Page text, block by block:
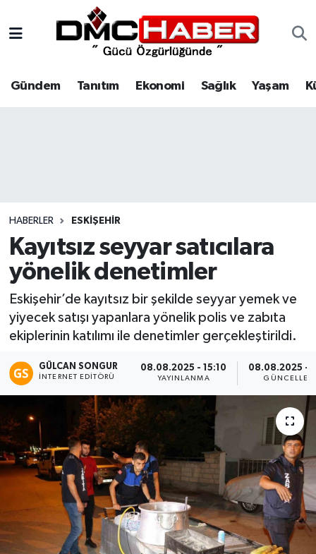
Gündem Tanıtım Ekonomi Sağlık Yaşam
HABERLER ESKIŞEHIR
Kayıtsız seyyar satıcılara
yönelik denetimler
Eskişehir’de kayıtsız bir şekilde seyyar yemek ve
yiyecek satışı yapanlara yönelik polis ve zabıta
ekiplerinin katılımı ile denetimler gerçekleştirildi.
GÜLCAN SONGUR
İNTERNET EDITÖRÜ
08.08.2025 - 15:10
YAYINLANMA
08.08.2025 -
Tanıtım
Spor
Siyaset
Eğitim
Teknoloji
Resmi İlan
Nöbetçi Eczaneler
Hava Durumu
Haber Arşivi